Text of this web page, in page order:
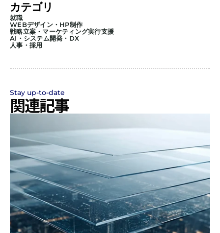
カテゴリ
就職
WEBデザイン・HP制作
戦略立案・マーケティング実行支援
AI・システム開発・DX
人事・採用
Stay up-to-date
関連記事